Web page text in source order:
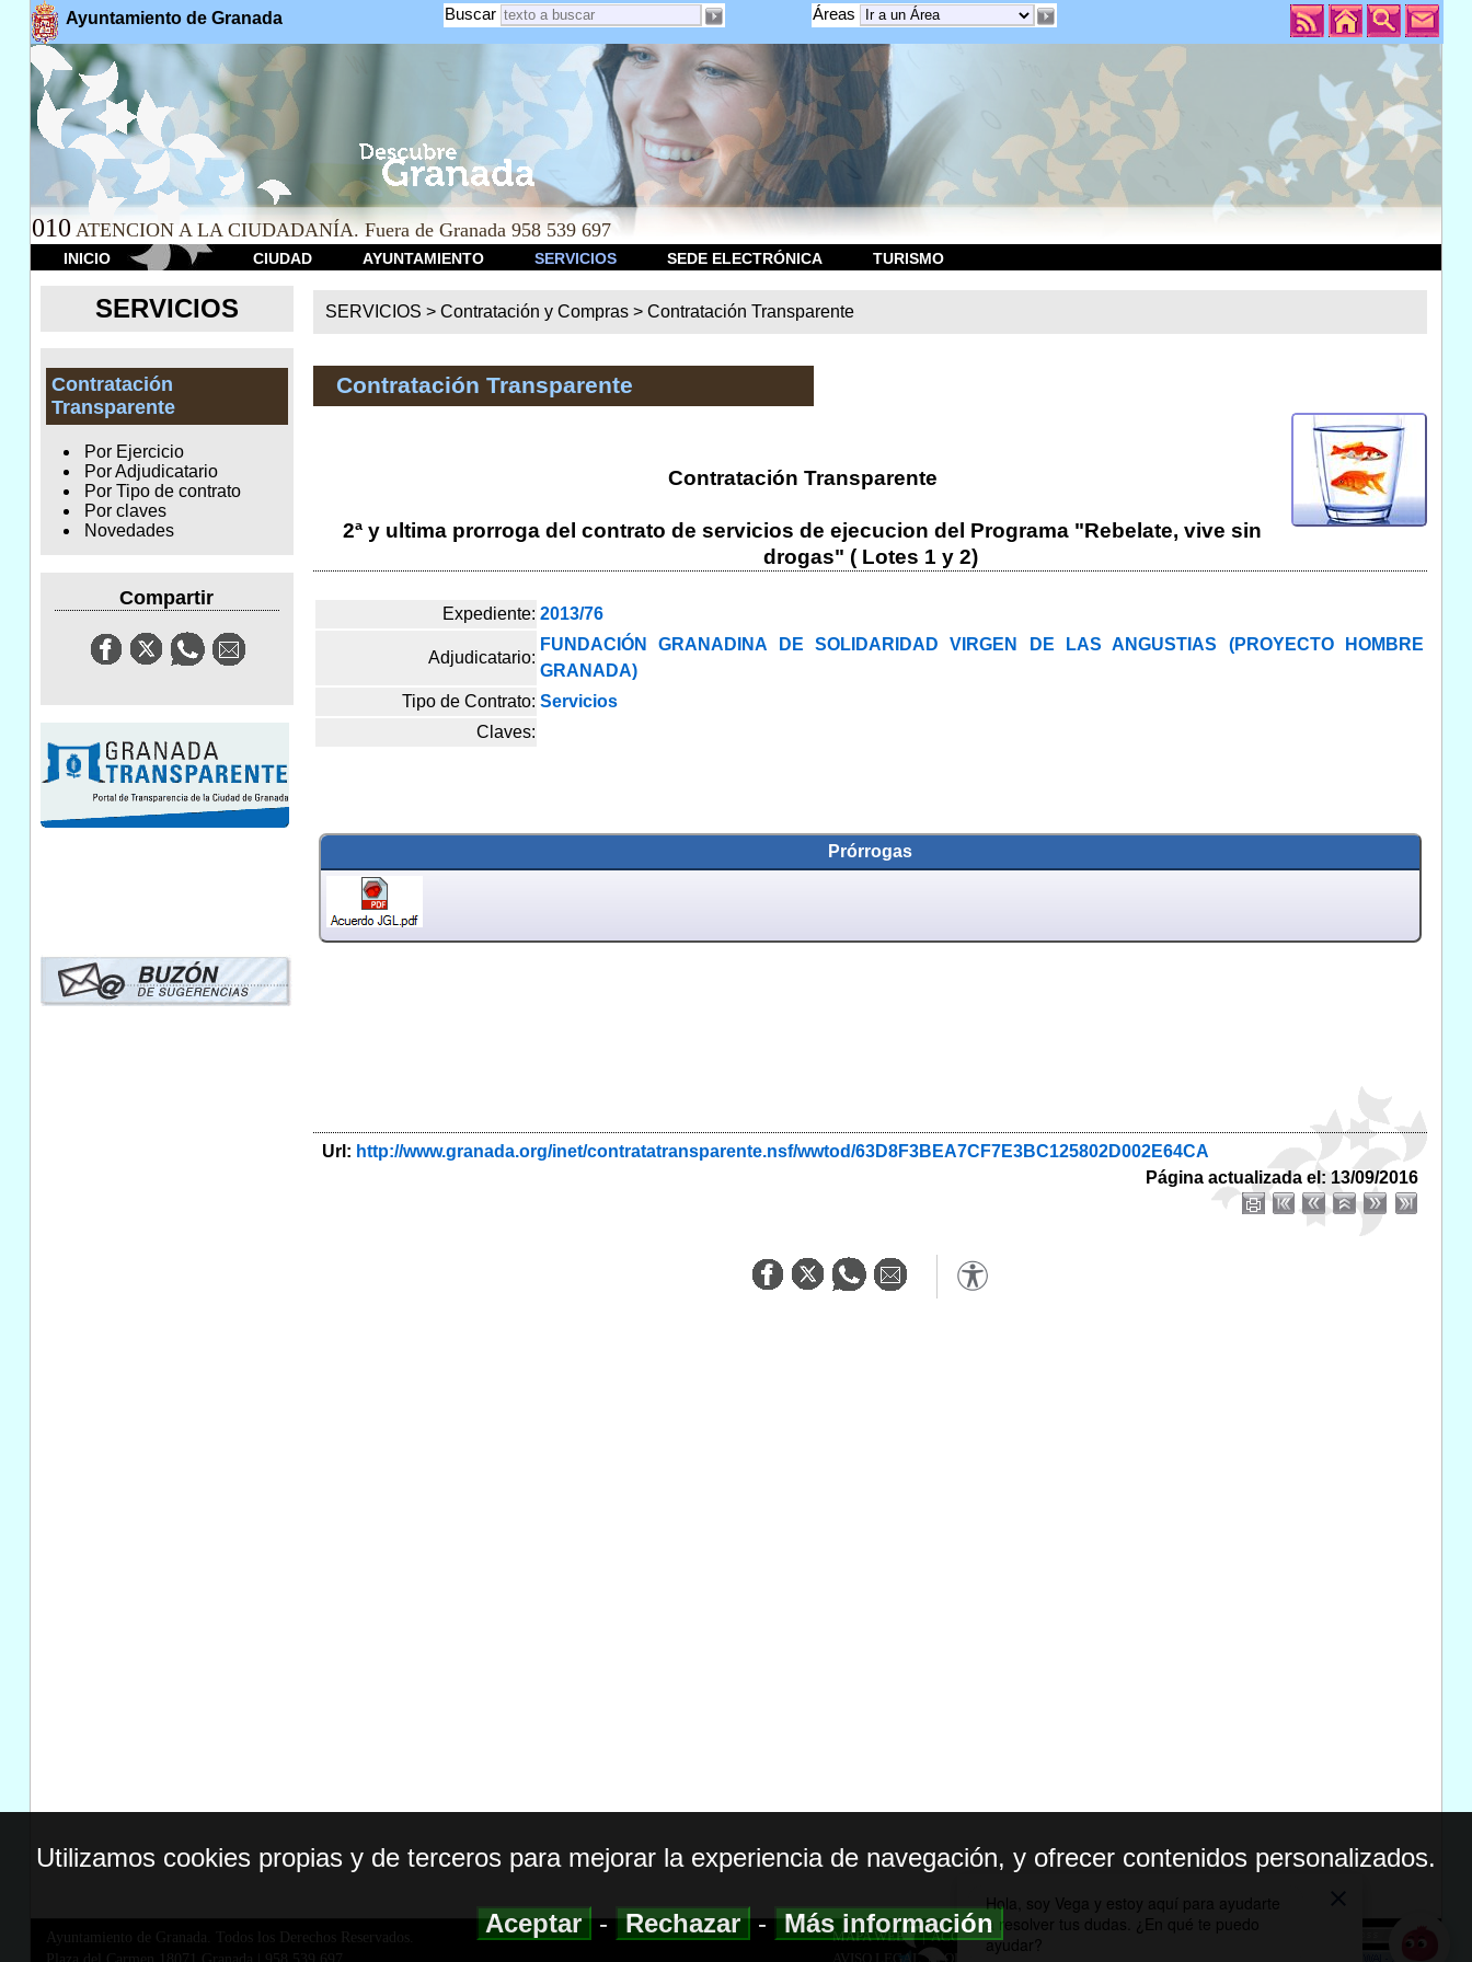
Ayuntamiento de Granada Áreas
Buscar
010 ATENCION A LA CIUDADANÍA. Fuera de Granada 958 539 697
INICIO CIUDAD AYUNTAMIENTO SERVICIOS SEDE ELECTRÓNICA TURISMO
SERVICIOS
Contratación
Transparente
Por Ejercicio
Por Adjudicatario
Por Tipo de contrato
Por claves
Novedades
Compartir
SERVICIOS >Contratación y Compras >Contratación Transparente
Contratación Transparente
Contratación Transparente
2ª y ultima prorroga del contrato de servicios de ejecucion del Programa "Rebelate, vive sin
drogas" ( Lotes 1 y 2)
Expediente: 2013/76
Adjudicatario:
FUNDACIÓN GRANADINA DE SOLIDARIDAD VIRGEN DE LAS ANGUSTIAS (PROYECTO HOMBRE
GRANADA)
Tipo de Contrato: Servicios
Claves:
Prórrogas
Url: http://www.granada.org/inet/contratatransparente.nsf/wwtod/63D8F3BEA7CF7E3BC125802D002E64CA
Página actualizada el: 13/09/2016
Ayuntamiento de Granada. Todos los Derechos Reservados.
MAPA WEB|ACCESIBILIDAD
AVISO LEGAL| POLITICA DE PRIVACIDAD
Utilizamos cookies propias y de terceros para mejorar la experiencia de navegación, y ofrecer contenidos personalizados.
Aceptar-Rechazar-Más información